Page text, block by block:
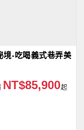
境-吃喝義式巷弄美
NT$85,900起